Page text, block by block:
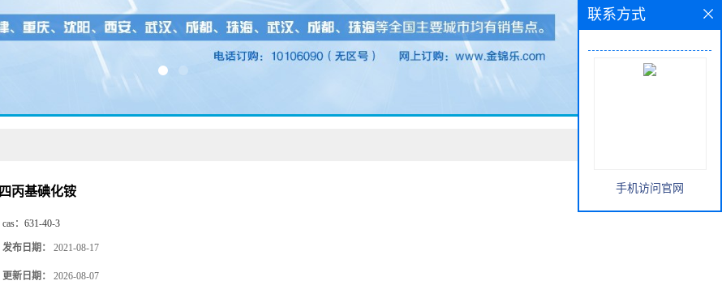
四丙基碘化铵
cas： 631-40-3
发布日期： 2021-08-17
更新日期： 2026-08-07
联系方式
手机访问官网